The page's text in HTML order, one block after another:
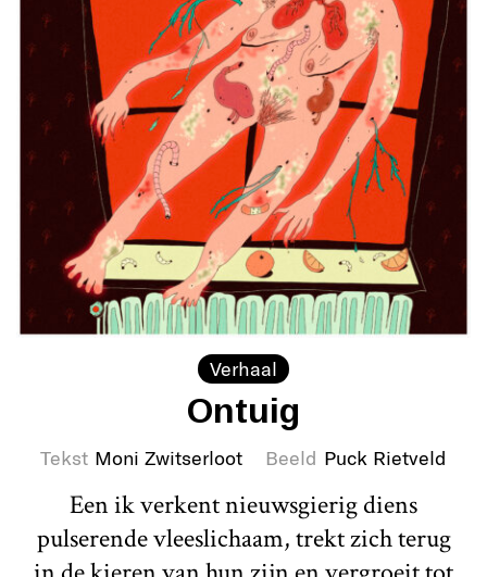
Verhaal
Ontuig
Tekst Moni Zwitserloot Beeld Puck Rietveld
Een ik verkent nieuwsgierig diens
pulserende vleeslichaam, trekt zich terug